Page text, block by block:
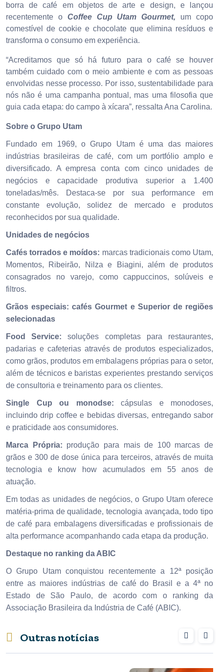
borra de café em objetos de arte e design, e lançou
recentemente o Coffee Cup Utam Gourmet, um copo
comestível de cookie e chocolate que elimina resíduos e
transforma o consumo em experiência.
“Acreditamos que só há futuro para o café se houver
também cuidado com o meio ambiente e com as pessoas
envolvidas nesse processo. Por isso, sustentabilidade para
nós não é uma campanha pontual, mas uma filosofia que
guia cada etapa: do campo à xícara”, ressalta Ana Carolina.
Sobre o Grupo Utam
Fundado em 1969, o Grupo Utam é uma das maiores
indústrias brasileiras de café, com um portfólio amplo e
diversificado. A empresa conta com cinco unidades de
negócios e capacidade produtiva superior a 1.400
toneladas/mês. Destaca-se por sua performance em
constante evolução, solidez de mercado e produtos
reconhecidos por sua qualidade.
Unidades de negócios
Cafés torrados e moídos: marcas tradicionais como Utam,
Momentos, Ribeirão, Nilza e Biagini, além de produtos
consagrados no varejo, como cappuccinos, solúveis e
filtros.
Grãos especiais: cafés Gourmet e Superior de regiões
selecionadas
Food Service: soluções completas para restaurantes,
padarias e cafeterias através de produtos especializados,
como grãos, produtos em embalagens próprias para o setor,
além de técnicos e baristas experientes prestando serviços
de consultoria e treinamento para os clientes.
Single Cup ou monodse: cápsulas e monodoses,
incluindo drip coffee e bebidas diversas, entregando sabor
e praticidade aos consumidores.
Marca Própria: produção para mais de 100 marcas de
grãos e 300 de dose única para terceiros, através de muita
tecnologia e know how acumulados em 55 anos de
atuação.
Em todas as unidades de negócios, o Grupo Utam oferece
matéria-prima de qualidade, tecnologia avançada, todo tipo
de café para embalagens diversificadas e profissionais de
alta performance acompanhando cada etapa da produção.
Destaque no ranking da ABIC
O Grupo Utam conquistou recentemente a 12ª posição
entre as maiores indústrias de café do Brasil e a 4ª no
Estado de São Paulo, de acordo com o ranking da
Associação Brasileira da Indústria de Café (ABIC).
Outras notícias